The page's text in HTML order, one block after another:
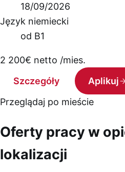
18/09/2026
Język niemiecki
od B1
2 200€ netto /mies.
Szczegóły
Aplikuj
Przeglądaj po mieście
Oferty pracy w
lokalizacji